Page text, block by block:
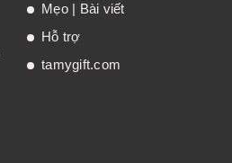
Mẹo | Bài viết
Hỗ trợ
tamygift.com